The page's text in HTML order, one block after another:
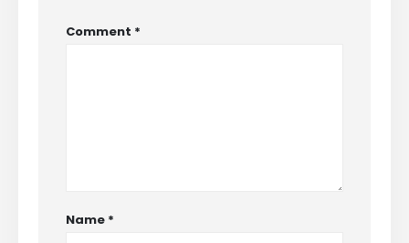
Comment *
Name *